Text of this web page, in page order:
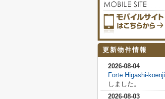
更新物件情報
2026-08-04
Forte Higashi-koenji
しました。
2026-08-03